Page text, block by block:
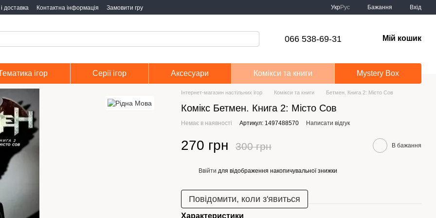
доставка Контактна інформація Замовити гру УкрРус Бажання Вхід
066 538-69-31 Мій кошик
ігор Серії ігор Аксесуари Комікси та книги Mystery Box
Інтернет-магазин настільних ігор Комікси та книги Бетмен. Книга 2: Місто Сов
Комікс Бетмен. Книга 2: Місто Сов
Немає в наявності Артикул: 1497488570 Написати відгук
270 грн 300 грн В бажання
Ввійти для відображення накопичувальної знижки
Повідомити, коли з'явиться
Характеристики